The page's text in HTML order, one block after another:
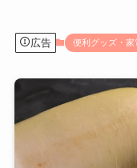
広告 便利グッズ・家